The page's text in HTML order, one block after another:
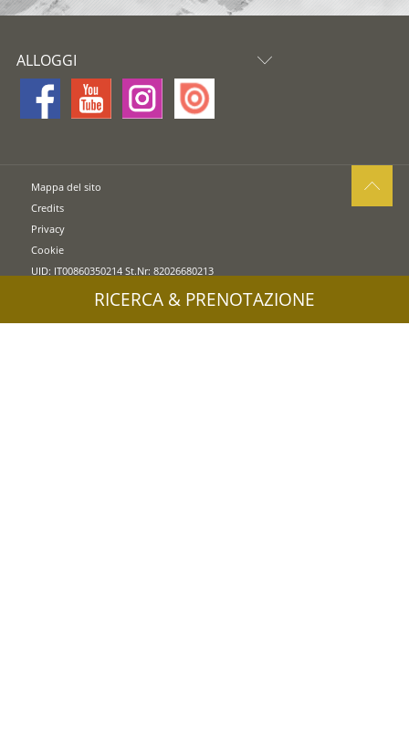
ALLOGGI
Mappa del sito
Credits
Privacy
Cookie
UID: IT00860350214 St.Nr: 82026680213
RICERCA & PRENOTAZIONE